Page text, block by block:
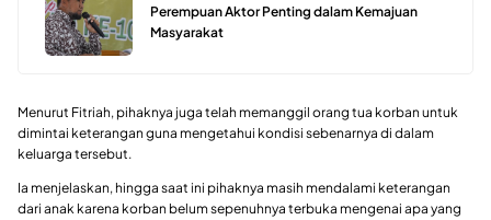
Perempuan Aktor Penting dalam Kemajuan
Masyarakat
Menurut Fitriah, pihaknya juga telah memanggil orang tua korban untuk
dimintai keterangan guna mengetahui kondisi sebenarnya di dalam
keluarga tersebut.
Ia menjelaskan, hingga saat ini pihaknya masih mendalami keterangan
dari anak karena korban belum sepenuhnya terbuka mengenai apa yang